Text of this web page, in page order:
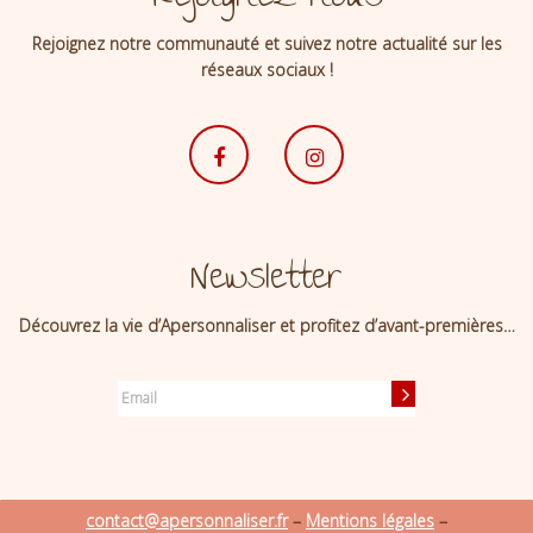
Rejoignez notre communauté et suivez notre actualité sur les
réseaux sociaux !
Newsletter
Découvrez la vie d’Apersonnaliser et profitez d’avant-premières…
contact@apersonnaliser.fr– Mentions légales –